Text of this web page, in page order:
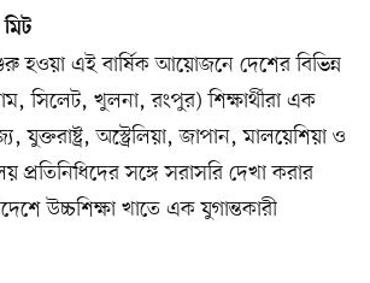
হওয়া এই বার্ষিক আয়োজনে দেশের বিভিন্ন
সিলেট, খুলনা, রংপুর) শিক্ষার্থীরা এক
যুক্তরাষ্ট্র, অস্ট্রেলিয়া, জাপান, মালয়েশিয়া ও
প্রতিনিধিদের সঙ্গে সরাসরি দেখা করার
উচ্চশিক্ষা খাতে এক যুগান্তকারী